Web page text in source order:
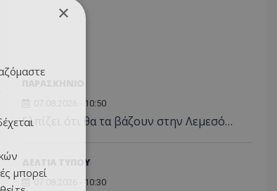
07.08.2026 - 10:50
Ελπίζει ότι θα τα βάζουν στην Λεμεσό…
ΔΕΛΤΙΑ ΤΥΠΟΥ
07.08.2026 - 10:30
×
μπορεί